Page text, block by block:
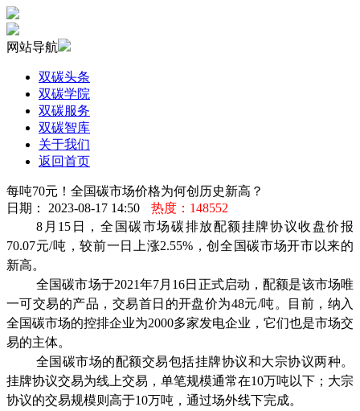
网站导航
双碳头条
双碳学院
双碳服务
双碳智库
关于我们
返回首页
每吨70元！全国碳市场价格为何创历史新高？
日期： 2023-08-17 14:50
热度：148552
8月15日，全国碳市场碳排放配额挂牌协议收盘价报
70.07元/吨，较前一日上涨2.55%，创全国碳市场开市以来的
新高。
全国碳市场于2021年7月16日正式启动，配额是该市场唯
一可交易的产品，交易首日的开盘价为48元/吨。目前，纳入
全国碳市场的控排企业为2000多家发电企业，它们也是市场交
易的主体。
全国碳市场的配额交易包括挂牌协议和大宗协议两种。
挂牌协议交易为线上交易，单笔规模通常在10万吨以下；大宗
协议的交易规模则高于10万吨，通过场外线下完成。